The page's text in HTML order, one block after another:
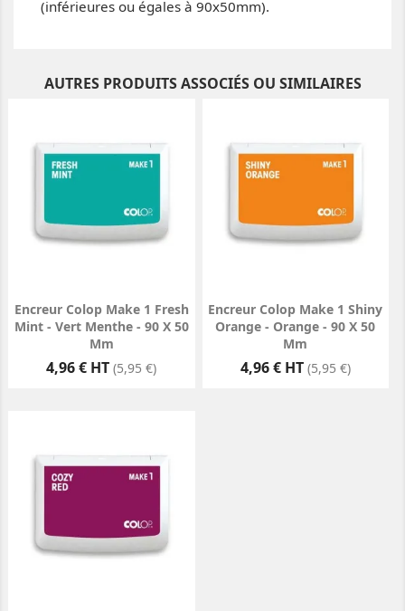
(inférieures ou égales à 90x50mm).
AUTRES PRODUITS ASSOCIÉS OU SIMILAIRES
Encreur Colop Make 1 Fresh
Mint - Vert Menthe - 90 X 50
Mm
Prix
4,96 € HT (5,95 €)
Encreur Colop Make 1 Shiny
Orange - Orange - 90 X 50
Mm
Prix
4,96 € HT (5,95 €)